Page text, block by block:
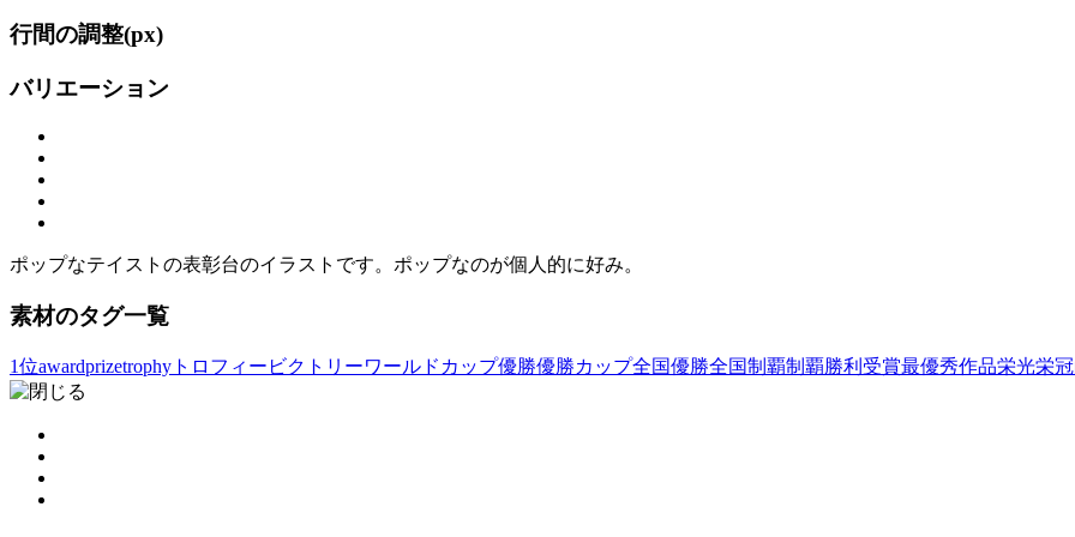
行間の調整(px)
バリエーション
ポップなテイストの表彰台のイラストです。ポップなのが個人的に好み。
素材のタグ一覧
1位awardprizetrophy トロフィー ビクトリーワールドカップ優勝優勝カップ全国優勝全国制覇制覇勝利 受賞最優秀作品栄光栄冠